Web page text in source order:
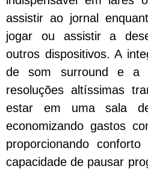
assistir ao jornal
jogar ou assistir a
outros dispositivos. A
de som surround e a
resoluções altíssimas
estar em uma sala
economizando gastos
proporcionando
capacidade de pausar